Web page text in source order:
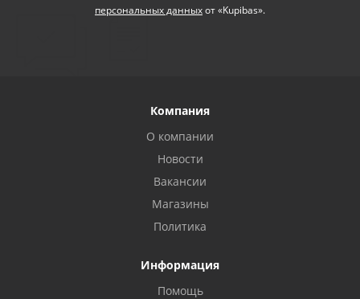
персональных данныхот «Kupibas».
Компания
О компании
Новости
Вакансии
Магазины
Политика
Информация
Помощь